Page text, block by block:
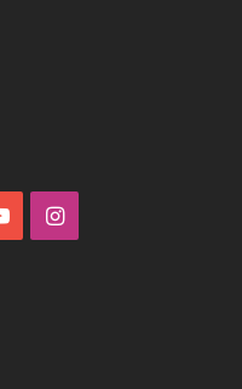
YouTubeInstagram